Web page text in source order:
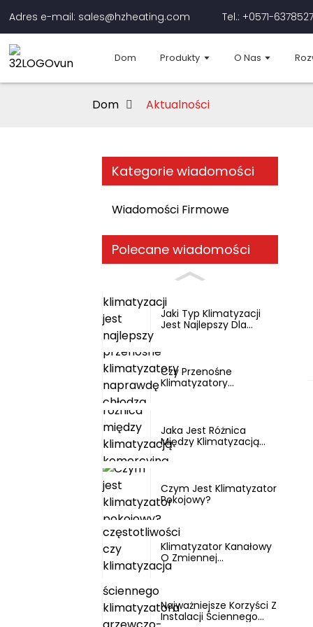
Adres e-mail: sales@hzheating.com Tel.: +0571-
Dom Produkty O Nas
Dom Aktualności
Kategorie wiadomości
Wiadomości Firmowe
Polecane wiadomości
Jaki Typ Klimatyzacji
Jest Najlepszy Dla
Czy Przenośne
Klimatyzatory
Jaka Jest Różnica
Między Klimatyzacją
Komercyjną A...
Czym Jest Klimatyzator
Pokojowy?
Klimatyzator Kanałowy
O Zmiennej
Częstotliwości...
Najważniejsze Korzyści Z
Instalacji Ściennego